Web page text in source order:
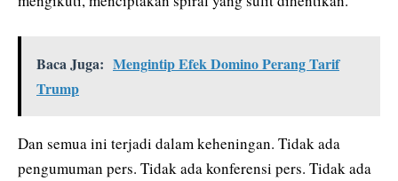
Baca Juga: Mengintip Efek Domino Perang Tarif
Trump
Dan semua ini terjadi dalam keheningan. Tidak ada
pengumuman pers. Tidak ada konferensi pers. Tidak ada